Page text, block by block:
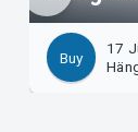
Buy
17